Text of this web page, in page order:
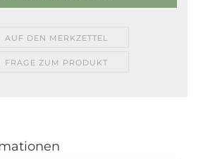
AUF DEN MERKZETTEL
FRAGE ZUM PRODUKT